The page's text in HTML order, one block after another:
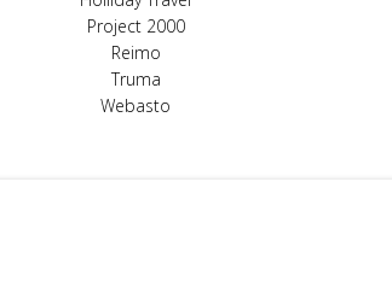
Project 2000
Reimo
Truma
Webasto